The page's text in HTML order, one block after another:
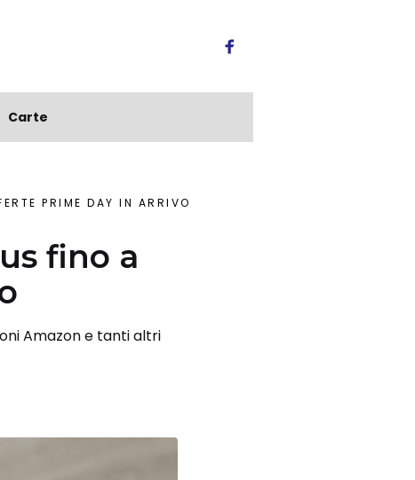
Carte
PRIME DAY IN ARRIVO
fino a
Amazon e tanti altri